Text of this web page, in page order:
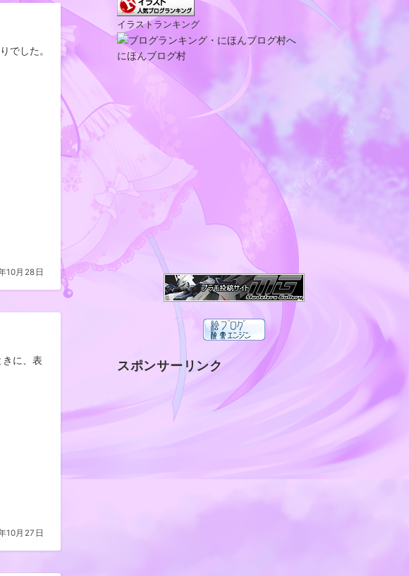
でした。
10月28日
に、表
10月27日
イラストランキング
にほんブログ村
スポンサーリンク